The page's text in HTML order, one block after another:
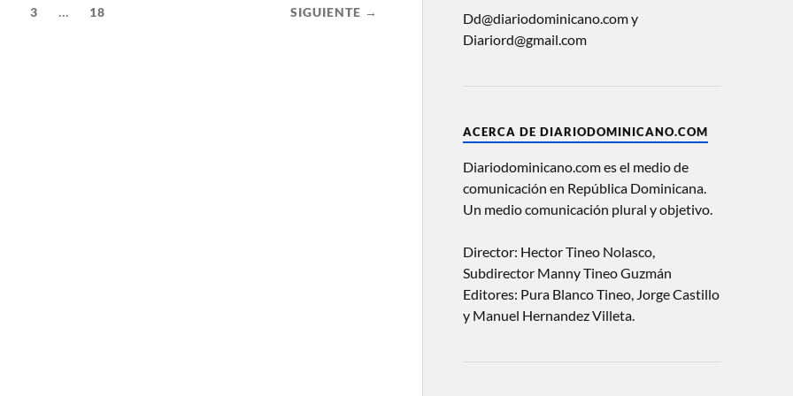
3 ... 18 SIGUIENTE →
Dd@diariodominicano.com y
Diariord@gmail.com
ACERCA DE DIARIODOMINICANO.COM
Diariodominicano.com es el medio de
comunicación en República Dominicana.
Un medio comunicación plural y objetivo.
Director: Hector Tineo Nolasco,
Subdirector Manny Tineo Guzmán
Editores: Pura Blanco Tineo, Jorge Castillo
y Manuel Hernandez Villeta.